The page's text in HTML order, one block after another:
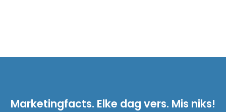
Marketingfacts. Elke dag vers. Mis niks!